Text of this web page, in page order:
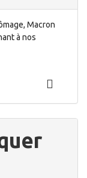
Macron
à nos